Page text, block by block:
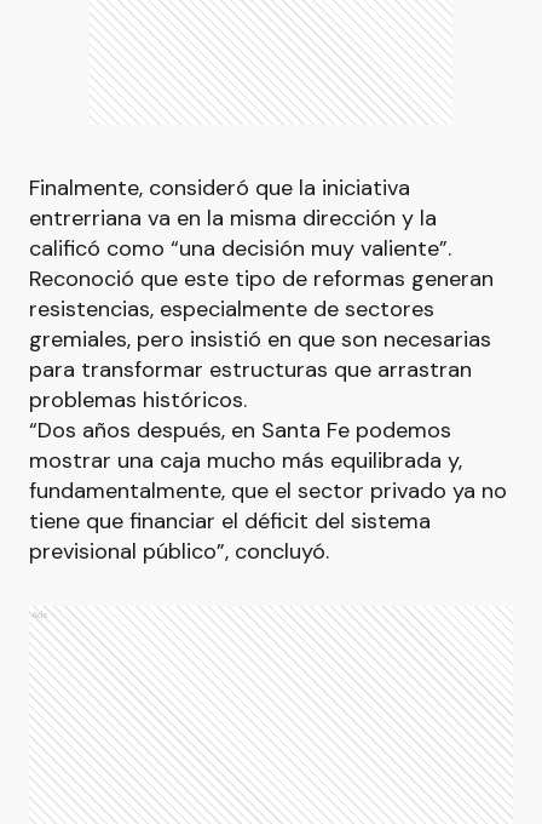
Finalmente, consideró que la iniciativa
entrerriana va en la misma dirección y la
calificó como “una decisión muy valiente”.
Reconoció que este tipo de reformas generan
resistencias, especialmente de sectores
gremiales, pero insistió en que son necesarias
para transformar estructuras que arrastran
problemas históricos.
“Dos años después, en Santa Fe podemos
mostrar una caja mucho más equilibrada y,
fundamentalmente, que el sector privado ya no
tiene que financiar el déficit del sistema
previsional público”, concluyó.
Ads